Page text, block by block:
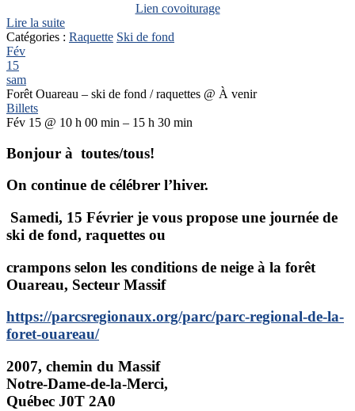
Lien covoiturage
Lire la suite
Catégories : Raquette Ski de fond
Fév
15
sam
Forêt Ouareau – ski de fond / raquettes @ À venir
Billets
Fév 15 @ 10 h 00 min – 15 h 30 min
Bonjour à toutes/tous!
On continue de célébrer l’hiver.
Samedi, 15 Février je vous propose une journée de
ski de fond, raquettes ou
crampons selon les conditions de neige à la forêt
Ouareau, Secteur Massif
https://parcsregionaux.org/parc/parc-regional-de-la-
foret-ouareau/
2007, chemin du Massif
Notre-Dame-de-la-Merci,
Québec J0T 2A0